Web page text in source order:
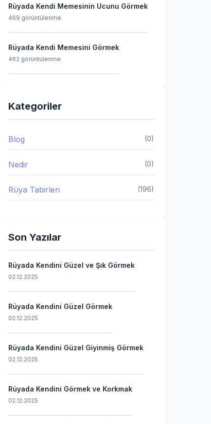
Rüyada Kendi Memesinin Ucunu Görmek
469 görüntülenme
Rüyada Kendi Memesini Görmek
462 görüntülenme
Kategoriler
Blog (0)
Nedir (0)
Rüya Tabirleri (196)
Son Yazılar
Rüyada Kendini Güzel ve Şık Görmek
02.12.2025
Rüyada Kendini Güzel Görmek
02.12.2025
Rüyada Kendini Güzel Giyinmiş Görmek
02.12.2025
Rüyada Kendini Görmek ve Korkmak
02.12.2025